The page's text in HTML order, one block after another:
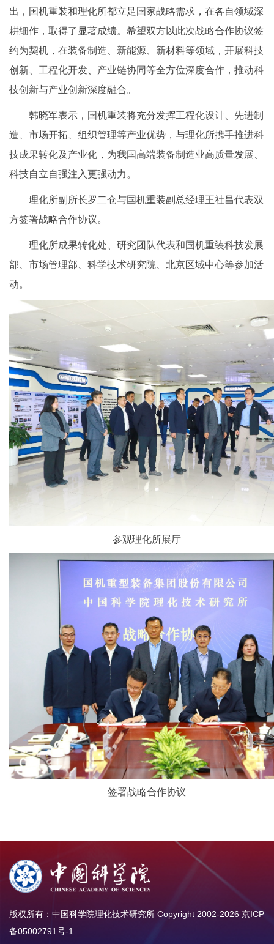
出，国机重装和理化所都立足国家战略需求，在各自领域深
耕细作，取得了显著成绩。希望双方以此次战略合作协议签
约为契机，在装备制造、新能源、新材料等领域，开展科技
创新、工程化开发、产业链协同等全方位深度合作，推动科
技创新与产业创新深度融合。
韩晓军表示，国机重装将充分发挥工程化设计、先进制
造、市场开拓、组织管理等产业优势，与理化所携手推进科
技成果转化及产业化，为我国高端装备制造业高质量发展、
科技自立自强注入更强动力。
理化所副所长罗二仓与国机重装副总经理王社昌代表双
方签署战略合作协议。
理化所成果转化处、研究团队代表和国机重装科技发展
部、市场管理部、科学技术研究院、北京区域中心等参加活
动。
参观理化所展厅
签署战略合作协议
版权所有：中国科学院理化技术研究所 Copyright 2002-2026 京ICP
备05002791号-1